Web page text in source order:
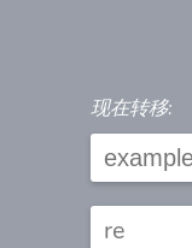
现在转移: